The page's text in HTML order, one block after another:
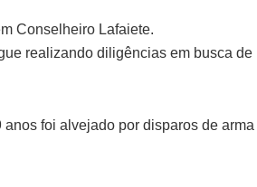
Conselheiro Lafaiete.
realizando diligências em busca de
foi alvejado por disparos de arma